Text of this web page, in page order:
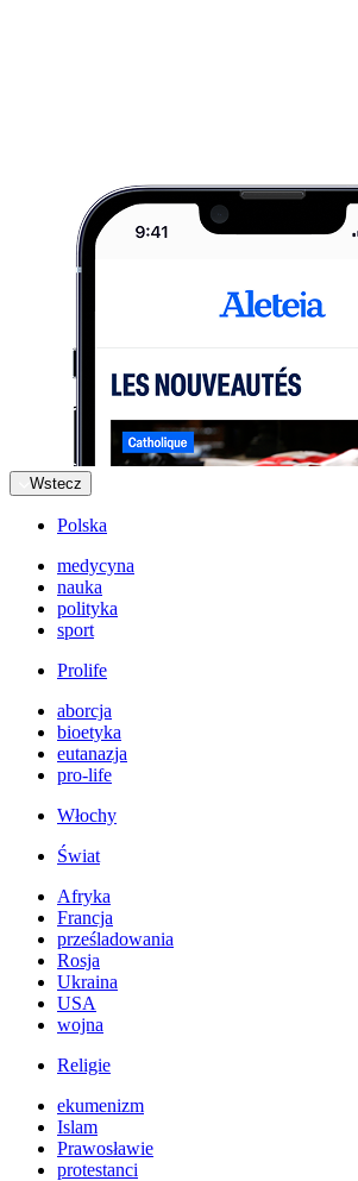
Wstecz
Polska
medycyna
nauka
polityka
sport
Prolife
aborcja
bioetyka
eutanazja
pro-life
Włochy
Świat
Afryka
Francja
prześladowania
Rosja
Ukraina
USA
wojna
Religie
ekumenizm
Islam
Prawosławie
protestanci